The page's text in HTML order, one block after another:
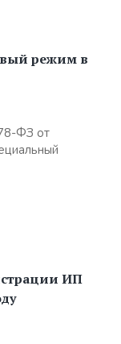
режим в
ФЗ от
ИП